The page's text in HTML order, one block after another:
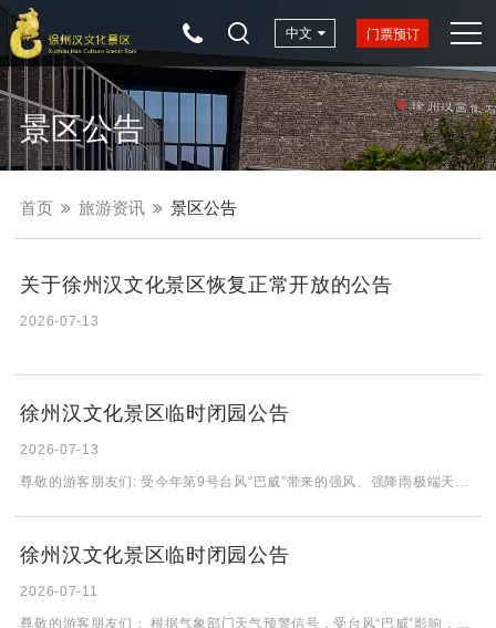
中文 门票预订
景区公告
首页 旅游资讯 景区公告
关于徐州汉文化景区恢复正常开放的公告
2026-07-13
徐州汉文化景区临时闭园公告
2026-07-13
尊敬的游客朋友们: 受今年第9号台风“巴威”带来的强风、强降雨极端天气影响，根据上级主管部门及防汛防台相关工作要求，为切实保障广大游客的生命财产安全，徐州汉文化景区于2026年7月13日14日继续实施临时闭园管理。 闭园期间，已购票游客可通过原渠道办理无损退票。由
徐州汉文化景区临时闭园公告
2026-07-11
尊敬的游客朋友们： 根据气象部门天气预警信号，受台风“巴威”影响，近日有大风及暴雨。为保证游客人身安全，7月12日徐州汉文化景区闭园一天。 由此给您带来不便，敬请谅解。